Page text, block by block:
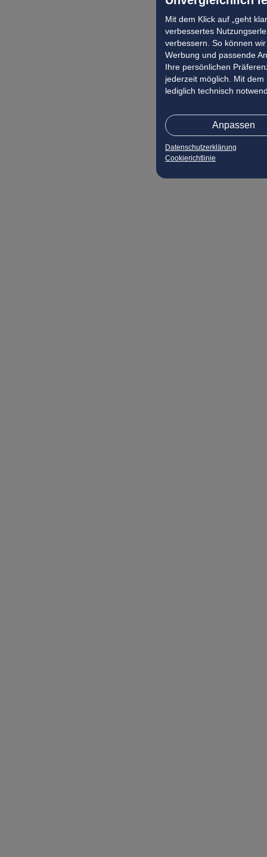
Mit dem Klick auf „geht
verbessertes
verbessern. So können
Werbung und passende
Ihre persönlichen
jederzeit möglich. Mit dem
lediglich technisch
Anpassen
Datenschutzerklärung
Cookierichtlinie